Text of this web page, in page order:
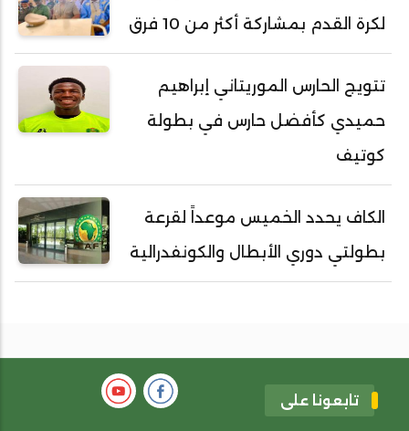
لكرة القدم بمشاركة أكثر من 10 فرق
تتويج الحارس الموريتاني إبراهيم
حميدي كأفضل حارس في بطولة
كوتيف
الكاف يحدد الخميس موعداً لقرعة
بطولتي دوري الأبطال والكونفدرالية
تابعونا على